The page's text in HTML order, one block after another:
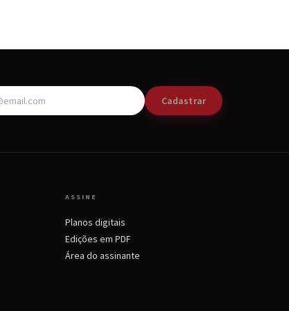
Cadastrar
ASSINE
Planos digitais
Edições em PDF
Área do assinante